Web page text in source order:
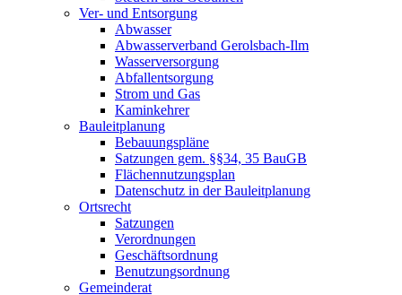
Ver- und Entsorgung
Abwasser
Abwasserverband Gerolsbach-Ilm
Wasserversorgung
Abfallentsorgung
Strom und Gas
Kaminkehrer
Bauleitplanung
Bebauungspläne
Satzungen gem. §§34, 35 BauGB
Flächennutzungsplan
Datenschutz in der Bauleitplanung
Ortsrecht
Satzungen
Verordnungen
Geschäftsordnung
Benutzungsordnung
Gemeinderat